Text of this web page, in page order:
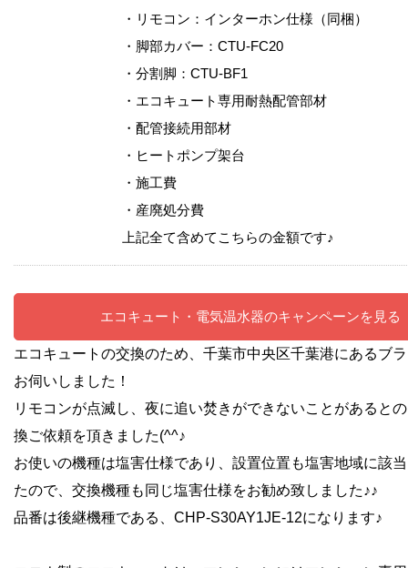
・リモコン：インターホン仕様（同梱）
・脚部カバー：CTU-FC20
・分割脚：CTU-BF1
・エコキュート専用耐熱配管部材
・配管接続用部材
・ヒートポンプ架台
・施工費
・産廃処分費
上記全て含めてこちらの金額です♪
エコキュート・電気温水器のキャンペーンを見る
エコキュートの交換のため、千葉市中央区千葉港にあるブ
お伺いしました！
リモコンが点滅し、夜に追い焚きができないことがあると
換ご依頼を頂きました(^^♪
お使いの機種は塩害仕様であり、設置位置も塩害地域に該
たので、交換機種も同じ塩害仕様をお勧め致しました♪♪
品番は後継機種である、CHP-S30AY1JE-12になります♪